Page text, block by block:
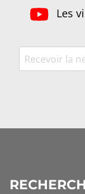
Les